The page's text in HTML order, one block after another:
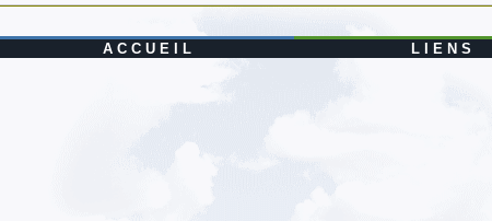
A C C U E I L L I E N S